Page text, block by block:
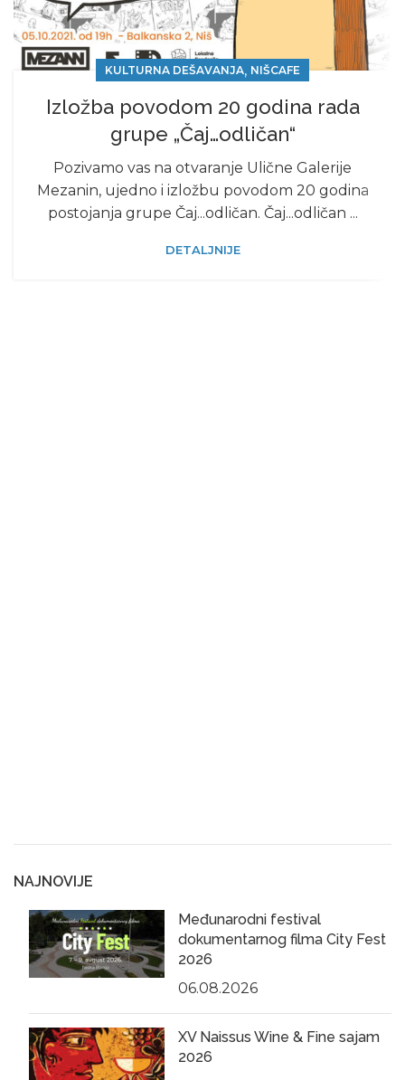
KULTURNA DEŠAVANJA, NIŠCAFE
Izložba povodom 20 godina rada
grupe „Čaj…odličan“
Pozivamo vas na otvaranje Ulične Galerije
Mezanin, ujedno i izložbu povodom 20 godina
postojanja grupe Čaj...odličan. Čaj...odličan ...
DETALJNIJE
NAJNOVIJE
Međunarodni festival
dokumentarnog filma City Fest
2026
06.08.2026
XV Naissus Wine & Fine sajam
2026